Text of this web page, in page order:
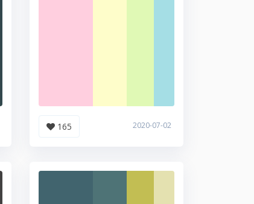
165 2020-07-02